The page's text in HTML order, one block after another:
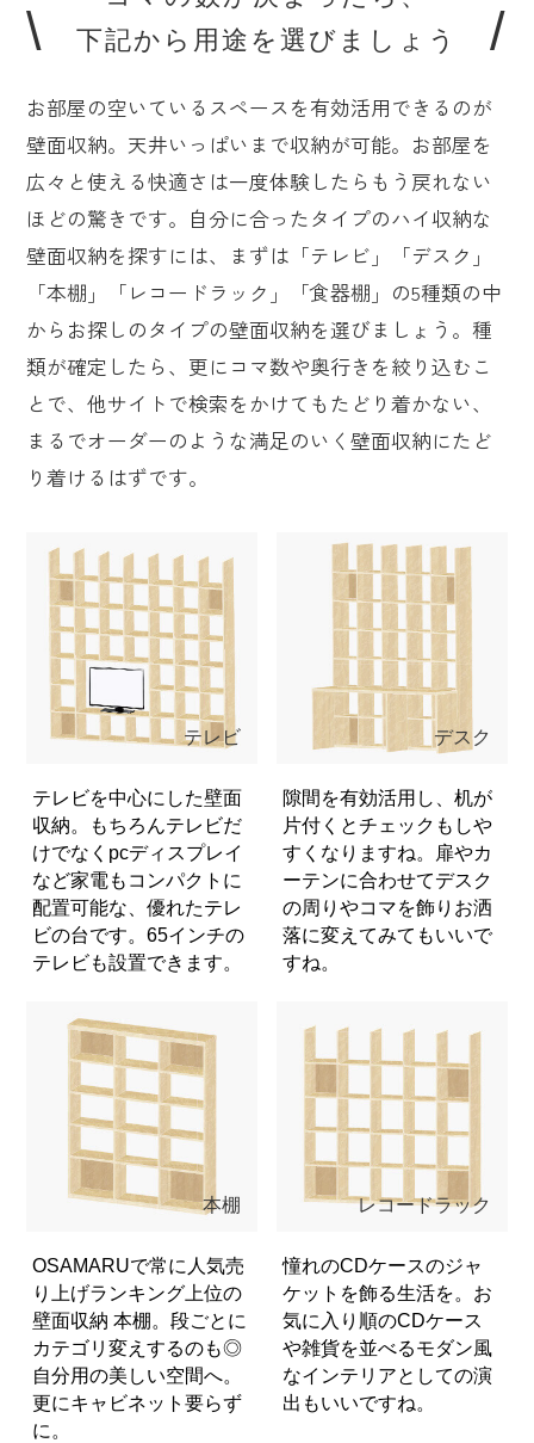
下記から用途を選びましょう
お部屋の空いているスペースを有効活用できるのが
壁面収納。天井いっぱいまで収納が可能。お部屋を
広々と使える快適さは一度体験したらもう戻れない
ほどの驚きです。自分に合ったタイプのハイ収納な
壁面収納を探すには、まずは「テレビ」「デスク」
「本棚」「レコードラック」「食器棚」の5種類の中
からお探しのタイプの壁面収納を選びましょう。種
類が確定したら、更にコマ数や奥行きを絞り込むこ
とで、他サイトで検索をかけてもたどり着かない、
まるでオーダーのような満足のいく壁面収納にたど
り着けるはずです。
テレビ
テレビを中心にした壁面
収納。もちろんテレビだ
けでなくpcディスプレイ
など家電もコンパクトに
配置可能な、優れたテレ
ビの台です。65インチの
テレビも設置できます。
デスク
隙間を有効活用し、机が
片付くとチェックもしや
すくなりますね。扉やカ
ーテンに合わせてデスク
の周りやコマを飾りお洒
落に変えてみてもいいで
すね。
本棚
OSAMARUで常に人気売
り上げランキング上位の
壁面収納 本棚。段ごとに
カテゴリ変えするのも◎
自分用の美しい空間へ。
更にキャビネット要らず
に。
レコードラック
憧れのCDケースのジャ
ケットを飾る生活を。お
気に入り順のCDケース
や雑貨を並べるモダン風
なインテリアとしての演
出もいいですね。